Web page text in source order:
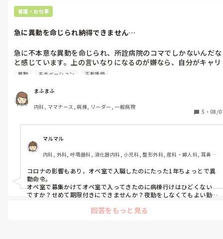
変だから💦
看護・お仕事
急に異動を命じられ納得できません…
急に不本意な異動を命じられ、所詮病院のコマでしかないんだな
と感じています。上の言いなりになるのが嫌なら、自分がキャリ
アアップして上に立つしかないのかな…
異動 モチベーション 正看護師
まふまふ
内科, ママナース, 病棟, リーダー, 一般病院
5 ・ 08/
マルマル
内科, 外科, 呼吸器科, 消化器内科, 小児科, 整形外科, 産科・婦人科, 耳鼻咽
HCU, プリセプター, 病棟, リーダー, 神経内科, 脳神経外科, GCU, 消化器
外科, 一般病院, 大学病院, 慢性期, 終末期, オペ室
コロナの影響もあり、オペ室で入職したのにたった1年ちょっとで異
動命令。
オペ室で募集かけてオペ室で入ってきたのに病棟行けはひどくない
ですか？せめて期限付きにできませんか？夜勤をしなくてもよい勤
配慮してもらえません？ 回答をもっと見る